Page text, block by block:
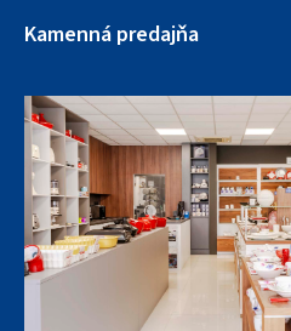
Kamenná predajňa